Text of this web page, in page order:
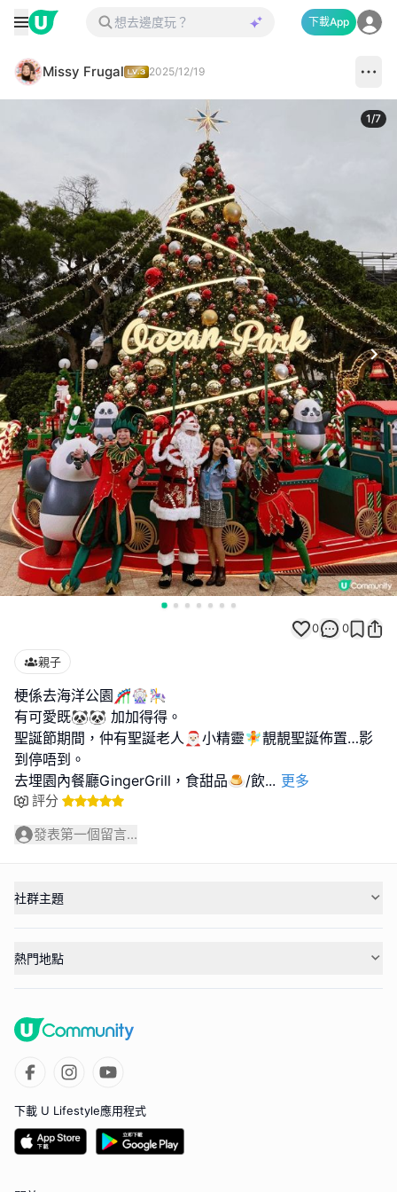
下載App
Missy Frugal 2025/12/19
1/7
0 0
親子
梗係去海洋公園🎢🎡🎠
有可愛既🐼🐼 加加得得。
聖誕節期間，仲有聖誕老人🎅🏻小精靈🧚靚靚聖誕佈置…影
到停唔到。
去埋園內餐廳GingerGrill，食甜品🍮/飲... 更多
評分
發表第一個留言...
社群主題
熱門地點
下載 U Lifestyle應用程式